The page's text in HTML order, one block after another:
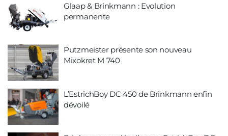
Glaap & Brinkmann : Evolution
permanente
Putzmeister présente son nouveau
Mixokret M 740
L’EstrichBoy DC 450 de Brinkmann enfin
dévoilé